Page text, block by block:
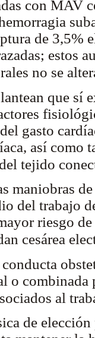
con MAV
de 3,5%
estos
no se
que sí
gasto
así como
tejido
maniobras
del trabajo
riesgo
cesárea
o
al
de elección